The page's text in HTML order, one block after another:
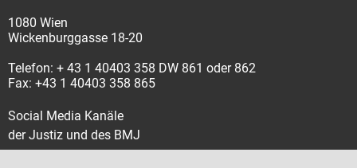
1080 Wien
Wickenburggasse 18-20
Telefon: + 43 1 40403 358 DW 861 oder 862
Fax: +43 1 40403 358 865
Social Media Kanäle
der Justiz und des BMJ